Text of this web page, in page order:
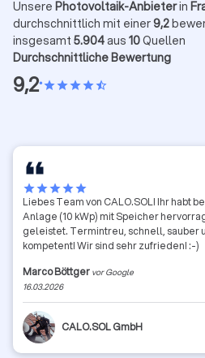
Unsere Photovoltaik-Anbieterin
durchschnittlich mit einer9,2
insgesamt 5.904aus 10Quellen
Durchschnittliche Bewertung
9,2•starstarstarstarstar_half
starstarstarstarstar
Liebes Team von CALO.SOL! Ihr habt
Anlage (10 kWp) mit Speicher
geleistet. Termintreu, schnell, sauber
kompetent! Wir sind sehr zufrieden! :-)
Marco Böttger vor Google
16.03.2026
CALO.SOL GmbH